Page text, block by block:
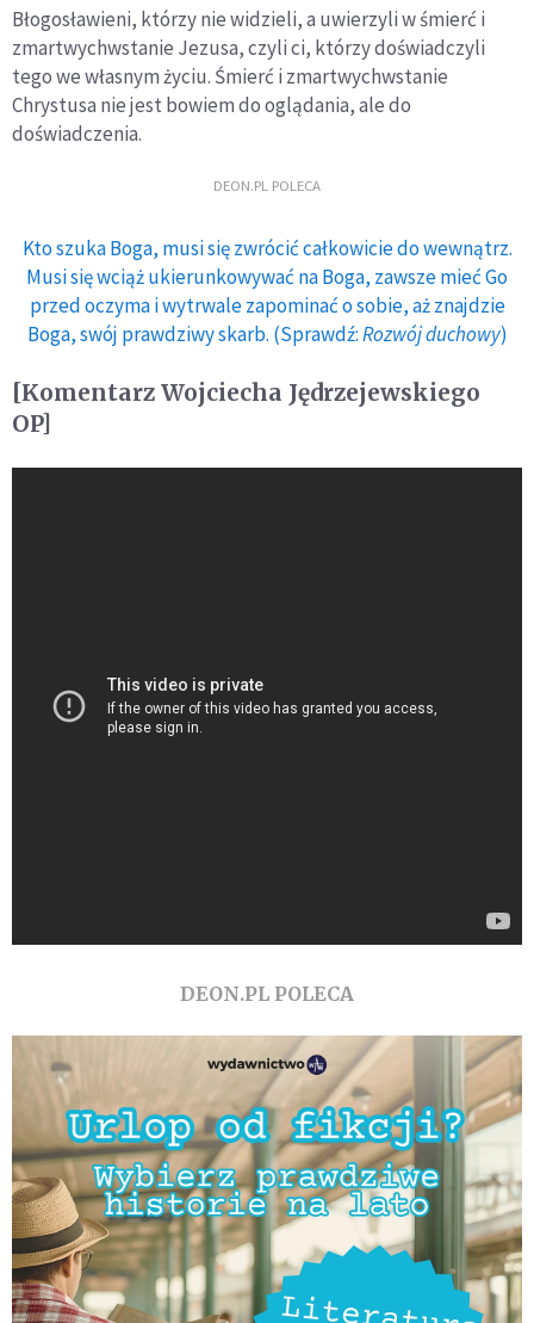
Błogosławieni, którzy nie widzieli, a uwierzyli w śmierć i
zmartwychwstanie Jezusa, czyli ci, którzy doświadczyli
tego we własnym życiu. Śmierć i zmartwychwstanie
Chrystusa nie jest bowiem do oglądania, ale do
doświadczenia.
DEON.PL POLECA
Kto szuka Boga, musi się zwrócić całkowicie do wewnątrz.
Musi się wciąż ukierunkowywać na Boga, zawsze mieć Go
przed oczyma i wytrwale zapominać o sobie, aż znajdzie
Boga, swój prawdziwy skarb. (Sprawdź:Rozwój duchowy)
[Komentarz Wojciecha Jędrzejewskiego
OP]
DEON.PL POLECA